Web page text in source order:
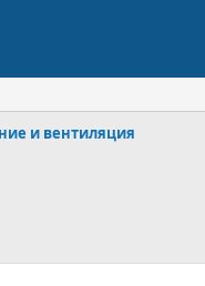
и вентиляция